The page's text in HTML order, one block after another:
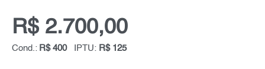
R$ 2.700,00
Cond.: R$ 400 IPTU: R$ 125